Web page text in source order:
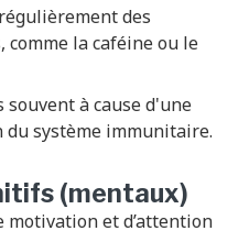
des
la caféine ou le
à cause d'une
du système immunitaire.
(mentaux)
motivation et d’attention